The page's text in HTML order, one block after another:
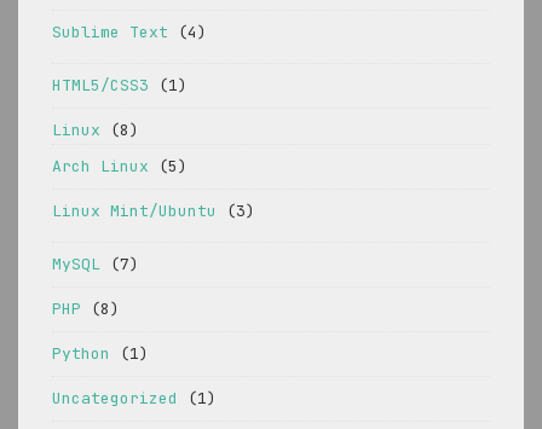
Sublime Text (4)
HTML5/CSS3 (1)
Linux (8)
Arch Linux (5)
Linux Mint/Ubuntu (3)
MySQL (7)
PHP (8)
Python (1)
Uncategorized (1)